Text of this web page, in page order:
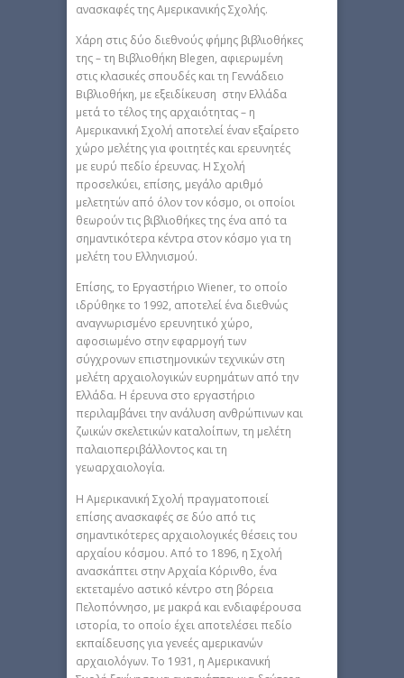
ανασκαφές της Αμερικανικής Σχολής.
Χάρη στις δύο διεθνούς φήμης βιβλιοθήκες
της – τη Βιβλιοθήκη Blegen, αφιερωμένη
στις κλασικές σπουδές και τη Γεννάδειο
Βιβλιοθήκη, με εξειδίκευση στην Ελλάδα
μετά το τέλος της αρχαιότητας – η
Αμερικανική Σχολή αποτελεί έναν εξαίρετο
χώρο μελέτης για φοιτητές και ερευνητές
με ευρύ πεδίο έρευνας. Η Σχολή
προσελκύει, επίσης, μεγάλο αριθμό
μελετητών από όλον τον κόσμο, οι οποίοι
θεωρούν τις βιβλιοθήκες της ένα από τα
σημαντικότερα κέντρα στον κόσμο για τη
μελέτη του Ελληνισμού.
Επίσης, το Εργαστήριο Wiener, το οποίο
ιδρύθηκε το 1992, αποτελεί ένα διεθνώς
αναγνωρισμένο ερευνητικό χώρο,
αφοσιωμένο στην εφαρμογή των
σύγχρονων επιστημονικών τεχνικών στη
μελέτη αρχαιολογικών ευρημάτων από την
Ελλάδα. Η έρευνα στο εργαστήριο
περιλαμβάνει την ανάλυση ανθρώπινων και
ζωικών σκελετικών καταλοίπων, τη μελέτη
παλαιοπεριβάλλοντος και τη
γεωαρχαιολογία.
H Αμερικανική Σχολή πραγματοποιεί
επίσης ανασκαφές σε δύο από τις
σημαντικότερες αρχαιολογικές θέσεις του
αρχαίου κόσμου. Από το 1896, η Σχολή
ανασκάπτει στην Αρχαία Κόρινθο, ένα
εκτεταμένο αστικό κέντρο στη βόρεια
Πελοπόννησο, με μακρά και ενδιαφέρουσα
ιστορία, το οποίο έχει αποτελέσει πεδίο
εκπαίδευσης για γενεές αμερικανών
αρχαιολόγων. Το 1931, η Αμερικανική